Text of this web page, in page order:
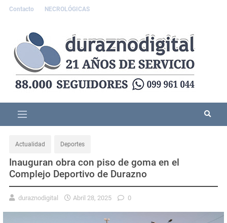
Contacto NECROLÓGICAS
Actualidad Deportes
Inauguran obra con piso de goma en el
Complejo Deportivo de Durazno
duraznodigital Abril 28, 2025 0